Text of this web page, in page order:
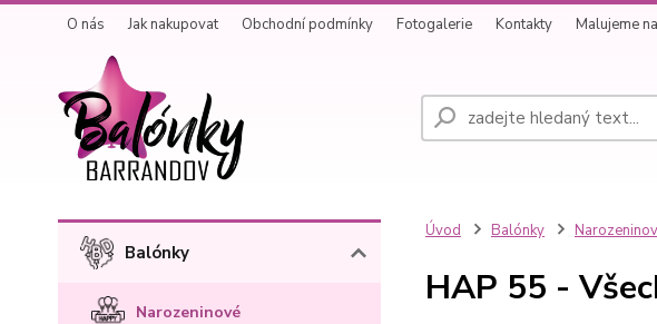
O nás Jak nakupovat Obchodní podmínky Fotogalerie Kontakty Malujeme
Balónky
Narozeninové
Úvod Balónky
HAP 55 -